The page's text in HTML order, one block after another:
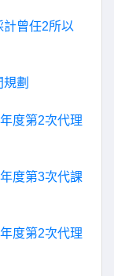
計曾任2所以
劃
度第2次代理
度第3次代課
度第2次代理